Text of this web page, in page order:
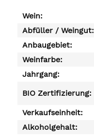
Wein:
Abfüller / Weingut:
Anbaugebiet:
Weinfarbe:
Jahrgang:
BIO Zertifizierung:
Verkaufseinheit:
Alkoholgehalt: